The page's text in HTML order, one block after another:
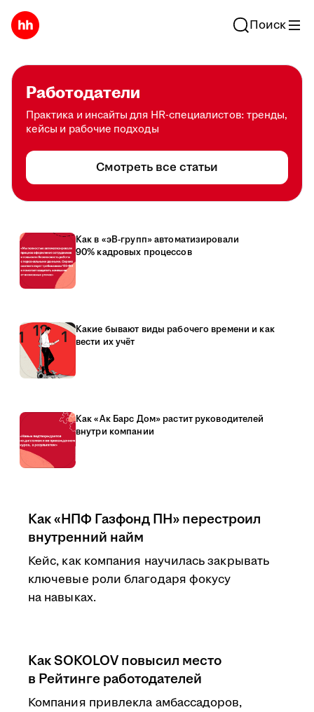
Поиск
Работодатели
Практика и инсайты для HR-специалистов: тренды,
кейсы и рабочие подходы
Смотреть все статьи
Как в «эВ-групп» автоматизировали
90% кадровых процессов
Какие бывают виды рабочего времени и как
вести их учёт
Как «Ак Барс Дом» растит руководителей
внутри компании
Как «НПФ Газфонд ПН» перестроил
внутренний найм
Кейс, как компания научилась закрывать
ключевые роли благодаря фокусу
на навыках.
Как SOKOLOV повысил место
в Рейтинге работодателей
Компания привлекла амбассадоров,